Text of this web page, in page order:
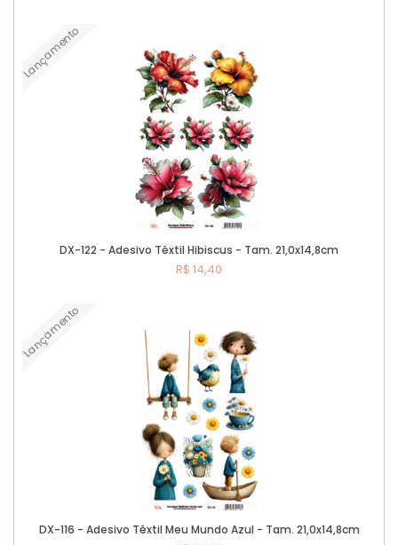
Lançamento
DX-122 - Adesivo Têxtil Hibiscus - Tam. 21,0x14,8cm
R$ 14,40
Lançamento
DX-116 - Adesivo Têxtil Meu Mundo Azul - Tam. 21,0x14,8cm